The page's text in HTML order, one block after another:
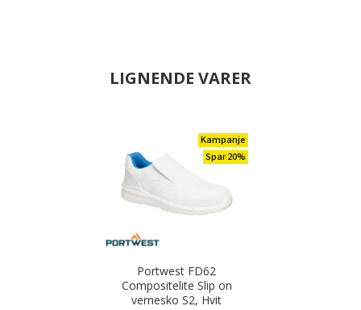
LIGNENDE VARER
Kampanje
Spar 20%
Portwest FD62
Compositelite Slip on
vernesko S2, Hvit